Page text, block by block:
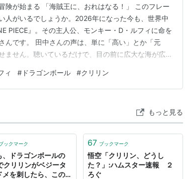
険が始まる 「海賊王に、おれはなる！」 このフレー
人がいるでしょうか。2026年になった今も、世界中
PIECE』。その主人公、モンキー・D・ルフィに命を
んです。 田中さんの声は、単に「高い」とか「元
ません。聴いているだけで、目の前に広大な海が広が
クターを演じ、声優界の第一線を走り続ける田中真弓
語っていきた…
ィ # ドラゴンボール #クリリン
もっと見る
ックマーク
、ドラゴンボールの
クリリンがベジータ
メを刺したら、この後
67 ブックマーク
悟空「クリリン、どうし
た？」:ハムスター速報 ２
ろぐ